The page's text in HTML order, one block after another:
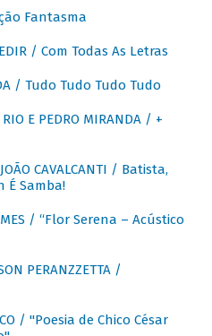
Fantasma
/ Com Todas As Letras
/ Tudo Tudo Tudo Tudo
RIO E PEDRO MIRANDA / +
JOÃO CAVALCANTI / Batista,
É Samba!
/ “Flor Serena – Acústico
PERANZZETTA /
/ "Poesia de Chico César